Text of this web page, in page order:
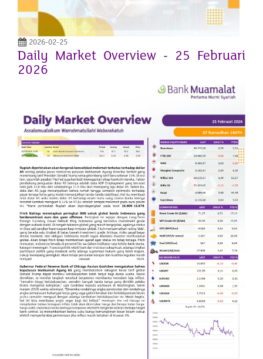
2026-02-25
Daily Market Overview - 25 Februari
2026